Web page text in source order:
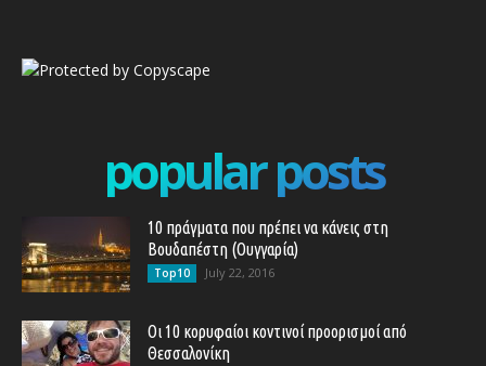
popular posts
10 πράγματα που πρέπει να κάνεις στη
Βουδαπέστη (Ουγγαρία)
Top10 July 22, 2016
Οι 10 κορυφαίοι κοντινοί προορισμοί από
Θεσσαλονίκη